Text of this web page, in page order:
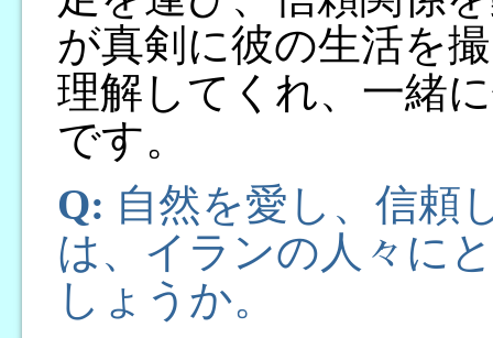
が真剣に彼の生活を
理解してくれ、一緒
です。
Q: 自然を愛し、信頼
は、イランの人々に
しょうか。